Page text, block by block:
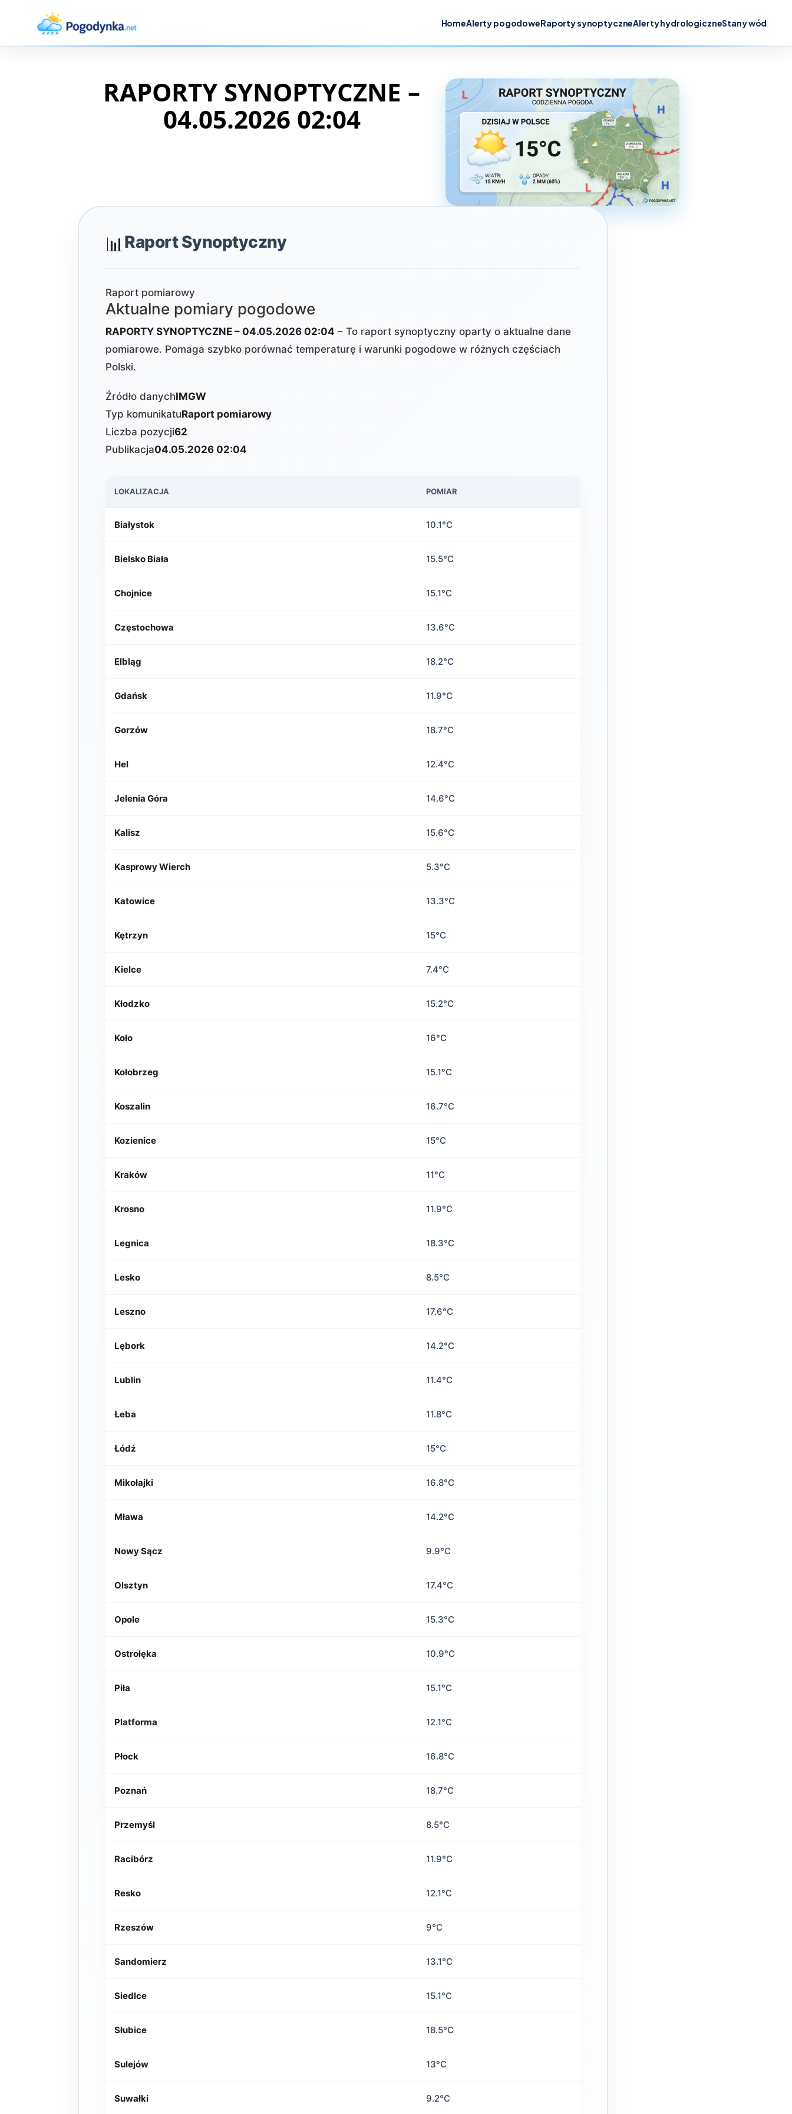
HomeAlerty pogodoweRaporty synoptyczneAlerty hydrologiczneStany wód
RAPORTY SYNOPTYCZNE –
04.05.2026 02:04
📊Raport Synoptyczny
Raport pomiarowy
Aktualne pomiary pogodowe
RAPORTY SYNOPTYCZNE – 04.05.2026 02:04 – To raport synoptyczny oparty o aktualne dane
pomiarowe. Pomaga szybko porównać temperaturę i warunki pogodowe w różnych częściach
Polski.
Źródło danychIMGW
Typ komunikatuRaport pomiarowy
Liczba pozycji62
Publikacja04.05.2026 02:04
LOKALIZACJA POMIAR
Białystok 10.1°C
Bielsko Biała 15.5°C
Chojnice 15.1°C
Częstochowa 13.6°C
Elbląg 18.2°C
Gdańsk 11.9°C
Gorzów 18.7°C
Hel 12.4°C
Jelenia Góra 14.6°C
Kalisz 15.6°C
Kasprowy Wierch 5.3°C
Katowice 13.3°C
Kętrzyn 15°C
Kielce 7.4°C
Kłodzko 15.2°C
Koło 16°C
Kołobrzeg 15.1°C
Koszalin 16.7°C
Kozienice 15°C
Kraków 11°C
Krosno 11.9°C
Legnica 18.3°C
Lesko 8.5°C
Leszno 17.6°C
Lębork 14.2°C
Lublin 11.4°C
Łeba 11.8°C
Łódź 15°C
Mikołajki 16.8°C
Mława 14.2°C
Nowy Sącz 9.9°C
Olsztyn 17.4°C
Opole 15.3°C
Ostrołęka 10.9°C
Piła 15.1°C
Platforma 12.1°C
Płock 16.8°C
Poznań 18.7°C
Przemyśl 8.5°C
Racibórz 11.9°C
Resko 12.1°C
Rzeszów 9°C
Sandomierz 13.1°C
Siedlce 15.1°C
Słubice 18.5°C
Sulejów 13°C
Suwałki 9.2°C